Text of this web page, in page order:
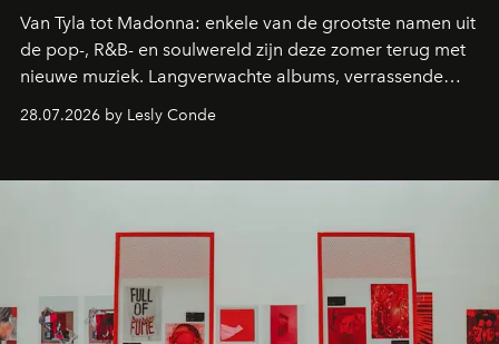
Van Tyla tot Madonna: enkele van de grootste namen uit
de pop-, R&B- en soulwereld zijn deze zomer terug met
nieuwe muziek. Langverwachte albums, verrassende
de releases die je niet mag missen.
28.07.2026 by Lesly Conde